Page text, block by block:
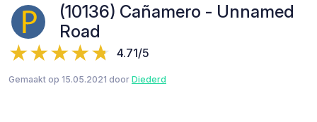
(10136) Cañamero - Unnamed
Road
4.71/5
Gemaakt op 15.05.2021 door Diederd